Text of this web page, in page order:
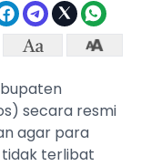
secara resmi
agar para
terlibat